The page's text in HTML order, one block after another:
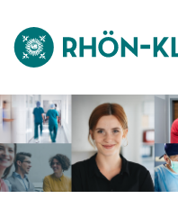
Stellenangebote
Bewerbungstipps